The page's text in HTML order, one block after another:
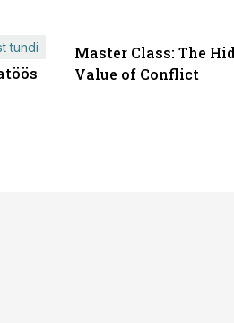
tundi
Master Class: The
Value of Conflict